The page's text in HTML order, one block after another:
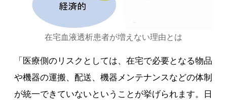
在宅血液透析患者が増えない理由とは
「医療側のリスクとしては、在宅で必要となる物品
や機器の運搬、配送、機器メンテナンスなどの体制
が統一できていないということが挙げられます。日